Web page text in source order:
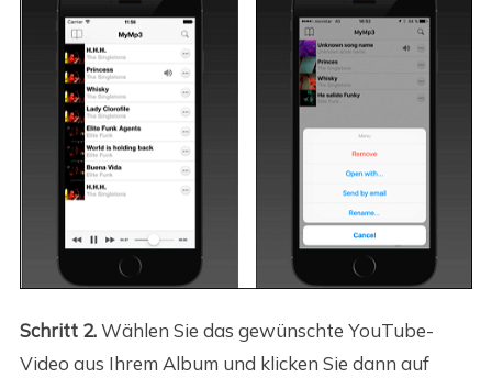
Schritt 2.Wählen Sie das gewünschte YouTube-
Video aus Ihrem Album und klicken Sie dann auf